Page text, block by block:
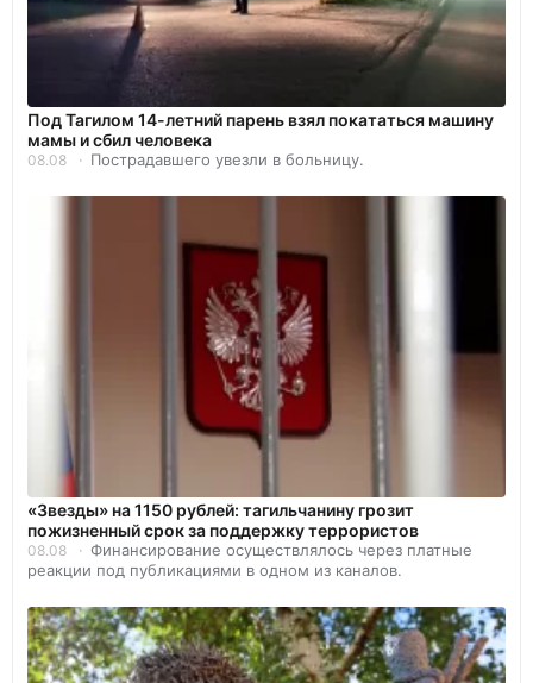
Под Тагилом 14-летний парень взял покататься машину
мамы и сбил человека
08.08 Пострадавшего увезли в больницу.
«Звезды» на 1150 рублей: тагильчанину грозит
пожизненный срок за поддержку террористов
08.08
Финансирование осуществлялось через платные
реакции под публикациями в одном из каналов.